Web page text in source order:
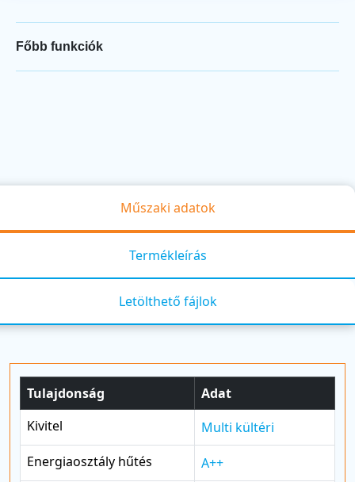
Főbb funkciók
Műszaki adatok
Termékleírás
Letölthető fájlok
Tulajdonság
Adat
Kivitel
Multi kültéri
Energiaosztály hűtés
A++